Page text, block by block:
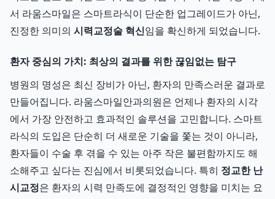
서 라움스마일은 스마트라식이 단순한 업그레이드가 아닌,
진정한 의미의 시력교정술 혁신임을 확신하게 되었습니다.
환자 중심의 가치: 최상의 결과를 위한 끊임없는 탐구
병원의 명성은 최신 장비가 아닌, 환자의 만족스러운 결과로
만들어집니다. 라움스마일안과의원은 언제나 환자의 시각
에서 가장 안전하고 효과적인 솔루션을 고민합니다. 스마트
라식의 도입은 단순히 더 새로운 기술을 쫓는 것이 아니라,
환자들이 수술 후 겪을 수 있는 아주 작은 불편함까지도 해
소해주고 싶다는 진심에서 비롯되었습니다. 특히 정교한 난
시교정은 환자의 시력 만족도에 결정적인 영향을 미치는 요